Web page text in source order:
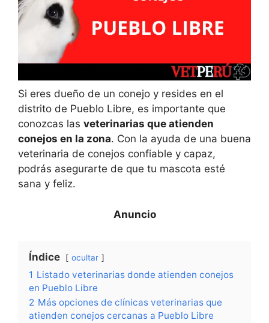
Si eres dueño de un conejo y resides en el
distrito de Pueblo Libre, es importante que
conozcas las veterinarias que atienden
conejos en la zona. Con la ayuda de una buena
veterinaria de conejos confiable y capaz,
podrás asegurarte de que tu mascota esté
sana y feliz.
Índice ocultar
1 Listado veterinarias donde atienden conejos
en Pueblo Libre
2 Más opciones de clínicas veterinarias que
atienden conejos cercanas a Pueblo Libre